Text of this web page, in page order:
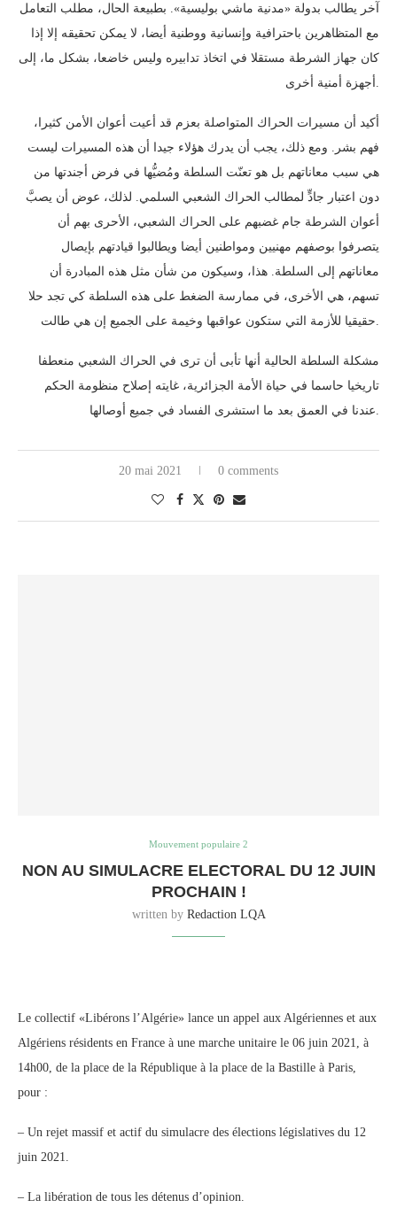
آخر يطالب بدولة «مدنية ماشي بوليسية». بطبيعة الحال، مطلب التعامل
مع المتظاهرين باحترافية وإنسانية ووطنية أيضا، لا يمكن تحقيقه إلا إذا
كان جهاز الشرطة مستقلا في اتخاذ تدابيره وليس خاضعا، بشكل ما، إلى
أكيد أن مسيرات الحراك المتواصلة بعزم قد أعيت أعوان الأمن كثيرا،
فهم بشر. ومع ذلك، يجب أن يدرك هؤلاء جيدا أن هذه المسيرات ليست
هي سبب معاناتهم بل هو تعنّت السلطة ومُضيُّها في فرض أجندتها من
دون اعتبار جادٍّ لمطالب الحراك الشعبي السلمي. لذلك، عوض أن يصبَّ
أعوان الشرطة جام غضبهم على الحراك الشعبي، الأحرى بهم أن
يتصرفوا بوصفهم مهنيين ومواطنين أيضا ويطالبوا قيادتهم بإيصال
معاناتهم إلى السلطة. هذا، وسيكون من شأن مثل هذه المبادرة أن
تسهم، هي الأخرى، في ممارسة الضغط على هذه السلطة كي تجد حلا
مشكلة السلطة الحالية أنها تأبى أن ترى في الحراك الشعبي منعطفا
تاريخيا حاسما في حياة الأمة الجزائرية، غايته إصلاح منظومة الحكم
20 mai 2021 0 comments
Mouvement populaire 2
NON AU SIMULACRE ELECTORAL DU 12 JUIN
PROCHAIN !
written by Redaction LQA
Le collectif «Libérons l’Algérie» lance un appel aux Algériennes et aux
Algériens résidents en France à une marche unitaire le 06 juin 2021, à
14h00, de la place de la République à la place de la Bastille à Paris,
pour :
– Un rejet massif et actif du simulacre des élections législatives du 12
juin 2021.
– La libération de tous les détenus d’opinion.